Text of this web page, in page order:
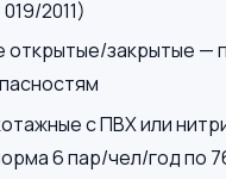
2011)
открытые/закрытые —
с ПВХ или
6 пар/чел/год по